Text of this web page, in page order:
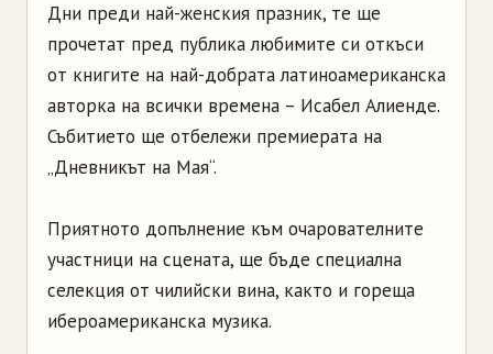
Дни преди най-женския празник, те ще
прочетат пред публика любимите си откъси
от книгите на най-добрата латиноамериканска
авторка на всички времена – Исабел Алиенде.
Събитието ще отбележи премиерата на
„Дневникът на Мая“.
Приятното допълнение към очарователните
участници на сцената, ще бъде специална
селекция от чилийски вина, както и гореща
ибероамериканска музика.